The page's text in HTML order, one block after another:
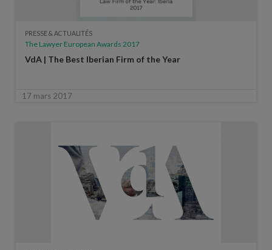
PRESSE & ACTUALITÉS
The Lawyer European Awards 2017
VdA | The Best Iberian Firm of the Year
17 mars 2017